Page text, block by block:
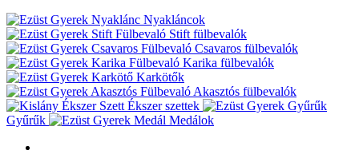
Nyakláncok
Stift fülbevalók
Csavaros fülbevalók
Karika fülbevalók
Karkötők
Akasztós fülbevalók
Ékszer szettek
Gyűrűk
Medálok